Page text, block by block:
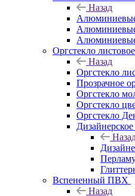
Назад
Оргстекло листовое
Назад
Оргстекло
Прозрачное
Оргстекло
Оргстекло
Оргстекло
Дизайнерское
Вспененный ПВХ
Назад